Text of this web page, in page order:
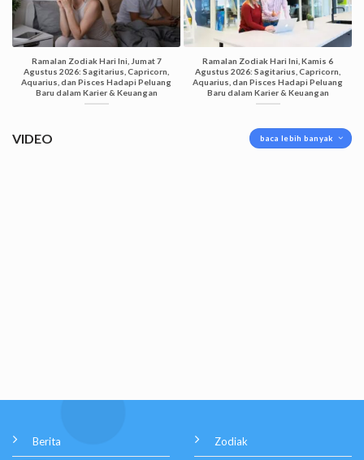
Ramalan Zodiak Hari Ini, Jumat 7
Agustus 2026: Sagitarius, Capricorn,
Aquarius, dan Pisces Hadapi Peluang
Baru dalam Karier & Keuangan
Ramalan Zodiak Hari Ini, Kamis 6
Agustus 2026: Sagitarius, Capricorn,
Aquarius, dan Pisces Hadapi Peluang
Baru dalam Karier & Keuangan
VIDEO baca lebih banyak
Berita Zodiak